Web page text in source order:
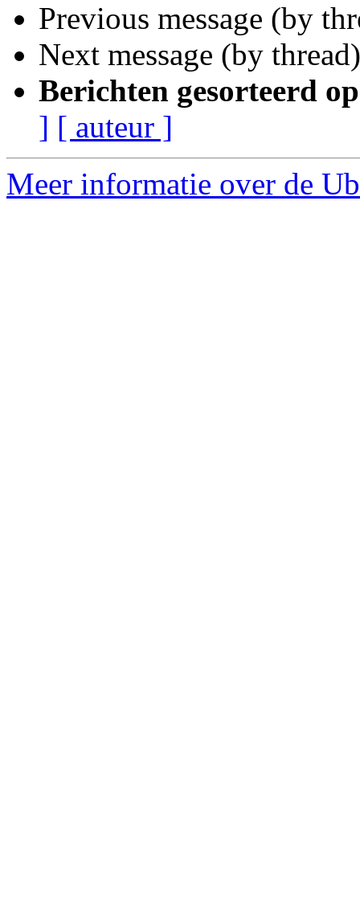
Previous message (by
Next message (by
Berichten gesorteerd
] [ auteur ]
Meer informatie over de